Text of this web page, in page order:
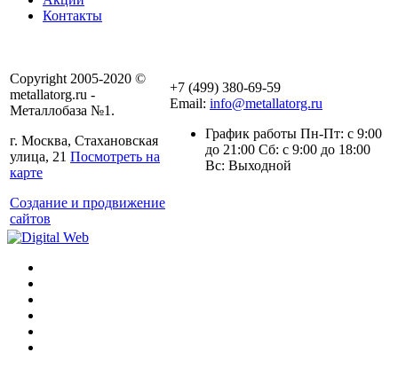
Контакты
Copyright 2005-2020 ©
metallatorg.ru -
Металлобаза №1.
г. Москва, Стахановская
улица, 21 Посмотреть на
карте
Создание и продвижение
сайтов
+7 (499) 380-69-59
Email: info@metallatorg.ru
График работы Пн-Пт: с 9:00
до 21:00 Сб: с 9:00 до 18:00
Вс: Выходной